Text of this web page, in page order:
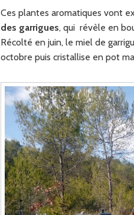
Ces plantes aromatiques vont
des garrigues, qui révèle en
Récolté en juin, le miel de
octobre puis cristallise en pot